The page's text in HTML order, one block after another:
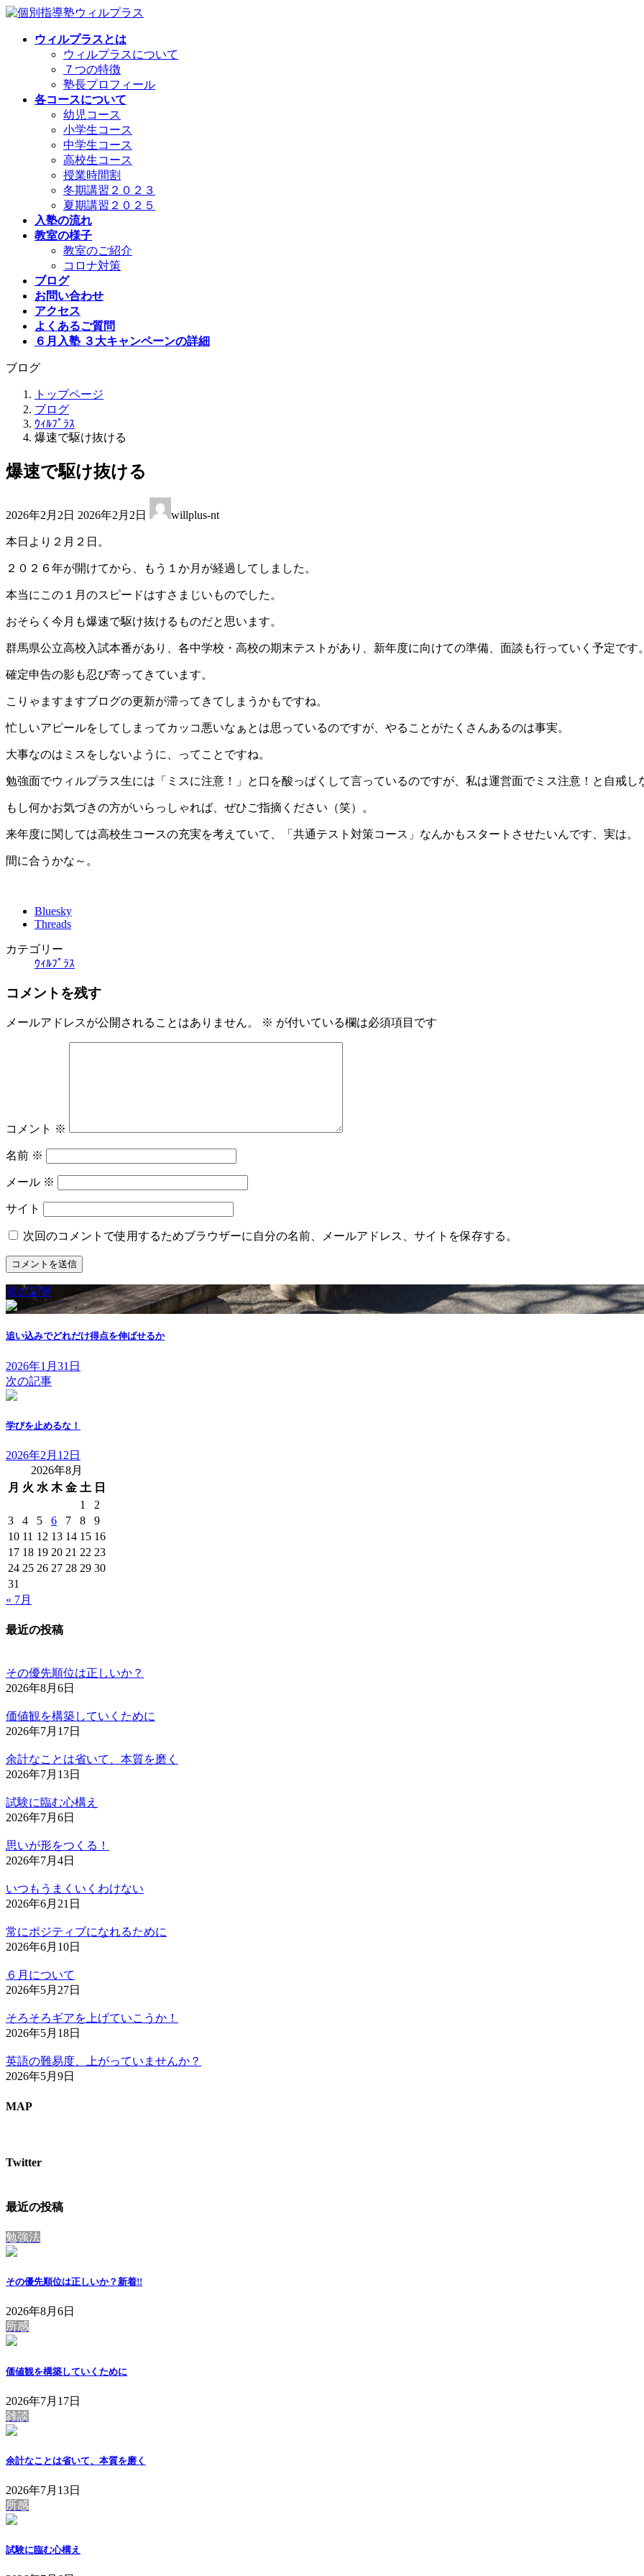
コ
ナ
ウィルプラスとは
ウィルプラスについて
７つの特徴
塾長プロフィール
各コースについて
幼児コース
小学生コース
中学生コース
高校生コース
授業時間割
冬期講習２０２３
夏期講習２０２５
入塾の流れ
教室の様子
教室のご紹介
コロナ対策
ブログ
お問い合わせ
アクセス
よくあるご質問
６月入塾 ３大キャンペーンの詳細
ブログ
トップページ
ブログ
ｳｨﾙﾌﾟﾗｽ
爆速で駆け抜ける
爆速で駆け抜ける
2026年2月2日 終
新
日
:
2026年2月2日 willplus-nt
本日より２月２日。
２０２６年が開けてから、もう１か月が経過してしました。
本当にこの１月のスピードはすさまじいものでした。
おそらく今月も爆速で駆け抜けるものだと思います。
群馬県公立高校入試本番があり、各中学校・高校の期末テストがあり、新年度に向けての準備、面談も行っていく予定です。
確定申告の影も忍び寄ってきています。
こりゃますますブログの更新が滞ってきてしまうかもですね。
忙しいアピールをしてしまってカッコ悪いなぁとは思っているのですが、やることがたくさんあるのは事実。
大事なのはミスをしないように、ってことですね。
勉強面でウィルプラス生には「ミスに注意！」と口を酸っぱくして言っているのですが、私は運営面でミス注意！と自戒し
もし何かお気づきの方がいらっしゃれば、ぜひご指摘ください（笑）。
来年度に関しては高校生コースの充実を考えていて、「共通テスト対策コース」なんかもスタートさせたいんです、実は。
間に合うかな～。
Bluesky
Threads
カテゴリー
ｳｨﾙﾌﾟﾗｽ
コメントを残す
メールアドレスが公開されることはありません。 ※ が付いている欄は必須項目です
コメント ※
名前 ※
メール ※
サイト
次回のコメントで使用するためブラウザーに自分の名前、メールアドレス、サイトを保存する。
前の記事
追い込みでどれだけ得点を伸ばせるか
2026年1月31日
次の記事
学びを止めるな！
2026年2月12日
2026年8月
月 火 水 木 金 土 日
1
2
3
4 5 6 7 8
9
10 11 12 13 14 15 16
17 18 19 20 21 22 23
24 25 26 27 28 29 30
31
« 7月
最近の投稿
その優先順位は正しいか？
2026年8月6日
価値観を構築していくために
2026年7月17日
余計なことは省いて、本質を磨く
2026年7月13日
試験に臨む心構え
2026年7月6日
思いが形をつくる！
2026年7月4日
いつもうまくいくわけない
2026年6月21日
常にポジティブになれるために
2026年6月10日
６月について
2026年5月27日
そろそろギアを上げていこうか！
2026年5月18日
英語の難易度、上がっていませんか？
2026年5月9日
MAP
Twitter
最近の投稿
勉強法
その優先順位は正しいか？ 新着!!
2026年8月6日
所感
価値観を構築していくために
2026年7月17日
雑談
余計なことは省いて、本質を磨く
2026年7月13日
所感
試験に臨む心構え